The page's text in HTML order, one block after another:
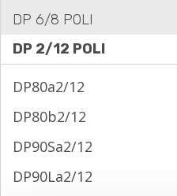
DP 6/8 POLI
DP 2/12 POLI
DP80a2/12
DP80b2/12
DP90Sa2/12
DP90La2/12